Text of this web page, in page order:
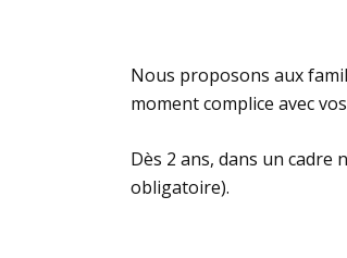
Nous proposons aux
moment complice avec
Dès 2 ans, dans un cadre
obligatoire).